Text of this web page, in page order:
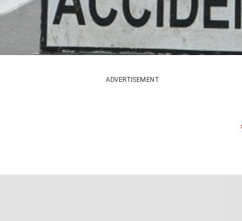
ADVERTISEMENT